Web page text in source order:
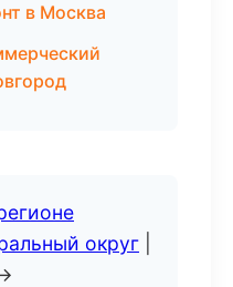
в Москва
округ